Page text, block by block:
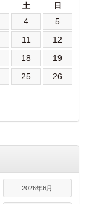
土 日
4
5
11
12
18
19
25
26
2026年6月